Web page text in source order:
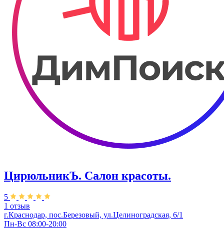
ЦирюльникЪ. Салон красоты.
5
1 отзыв
г.Краснодар, пос.Березовый, ул.Целиноградская, 6/1
Пн-Вс 08:00-20:00